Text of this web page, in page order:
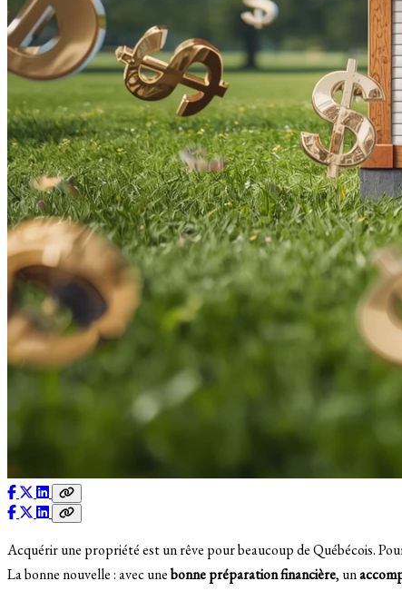
Acquérir une propriété est un rêve pour beaucoup de Québécois.
La bonne nouvelle : avec unebonne préparation financière, un